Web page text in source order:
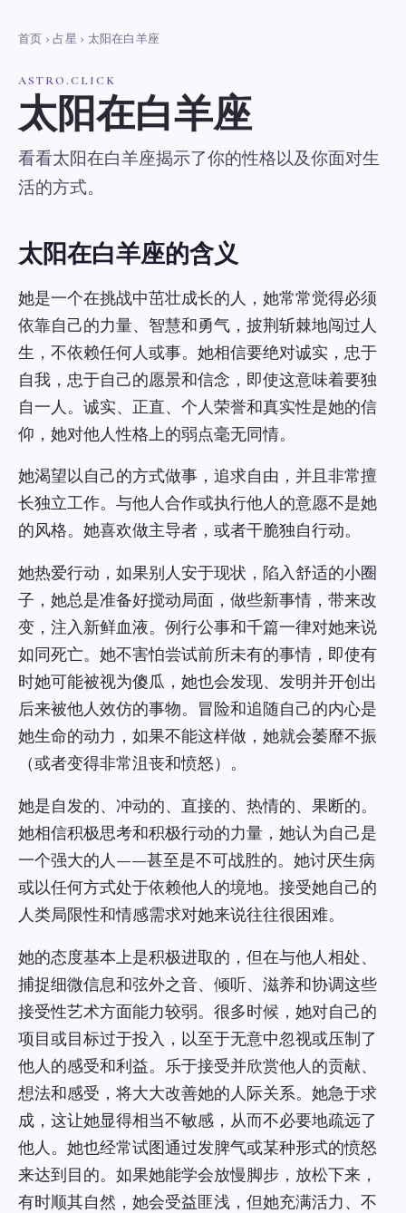
首页 ›占星 › 太阳在白羊座
ASTRO.CLICK
太阳在白羊座
看看太阳在白羊座揭示了你的性格以及你面对生
活的方式。
太阳在白羊座的含义
她是一个在挑战中茁壮成长的人，她常常觉得必须
依靠自己的力量、智慧和勇气，披荆斩棘地闯过人
生，不依赖任何人或事。她相信要绝对诚实，忠于
自我，忠于自己的愿景和信念，即使这意味着要独
自一人。诚实、正直、个人荣誉和真实性是她的信
仰，她对他人性格上的弱点毫无同情。
她渴望以自己的方式做事，追求自由，并且非常擅
长独立工作。与他人合作或执行他人的意愿不是她
的风格。她喜欢做主导者，或者干脆独自行动。
她热爱行动，如果别人安于现状，陷入舒适的小圈
子，她总是准备好搅动局面，做些新事情，带来改
变，注入新鲜血液。例行公事和千篇一律对她来说
如同死亡。她不害怕尝试前所未有的事情，即使有
时她可能被视为傻瓜，她也会发现、发明并开创出
后来被他人效仿的事物。冒险和追随自己的内心是
她生命的动力，如果不能这样做，她就会萎靡不振
（或者变得非常沮丧和愤怒）。
她是自发的、冲动的、直接的、热情的、果断的。
她相信积极思考和积极行动的力量，她认为自己是
一个强大的人——甚至是不可战胜的。她讨厌生病
或以任何方式处于依赖他人的境地。接受她自己的
人类局限性和情感需求对她来说往往很困难。
她的态度基本上是积极进取的，但在与他人相处、
捕捉细微信息和弦外之音、倾听、滋养和协调这些
接受性艺术方面能力较弱。很多时候，她对自己的
项目或目标过于投入，以至于无意中忽视或压制了
他人的感受和利益。乐于接受并欣赏他人的贡献、
想法和感受，将大大改善她的人际关系。她急于求
成，这让她显得相当不敏感，从而不必要地疏远了
他人。她也经常试图通过发脾气或某种形式的愤怒
来达到目的。如果她能学会放慢脚步，放松下来，
有时顺其自然，她会受益匪浅，但她充满活力、不